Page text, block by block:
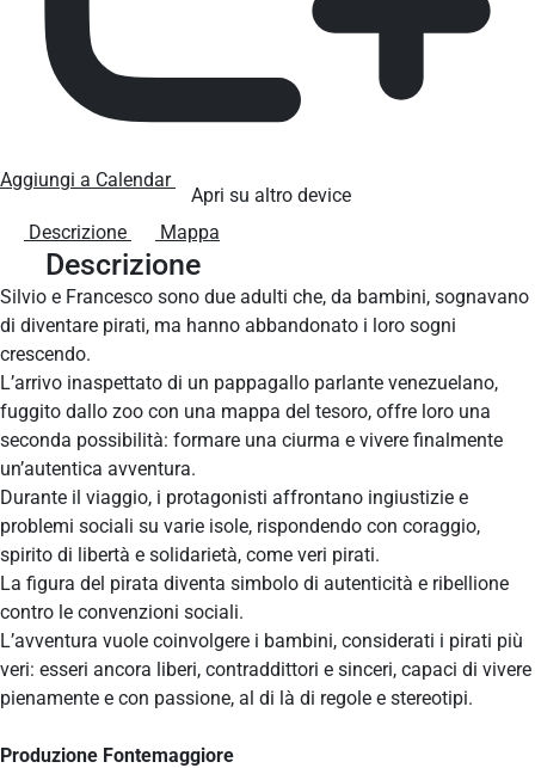
Aggiungi a Calendar
Apri su altro device
Descrizione
Mappa
Descrizione
Silvio e Francesco sono due adulti che, da bambini, sognavano
di diventare pirati, ma hanno abbandonato i loro sogni
crescendo.
L’arrivo inaspettato di un pappagallo parlante venezuelano,
fuggito dallo zoo con una mappa del tesoro, offre loro una
seconda possibilità: formare una ciurma e vivere finalmente
un’autentica avventura.
Durante il viaggio, i protagonisti affrontano ingiustizie e
problemi sociali su varie isole, rispondendo con coraggio,
spirito di libertà e solidarietà, come veri pirati.
La figura del pirata diventa simbolo di autenticità e ribellione
contro le convenzioni sociali.
L’avventura vuole coinvolgere i bambini, considerati i pirati più
veri: esseri ancora liberi, contraddittori e sinceri, capaci di vivere
pienamente e con passione, al di là di regole e stereotipi.
Produzione Fontemaggiore